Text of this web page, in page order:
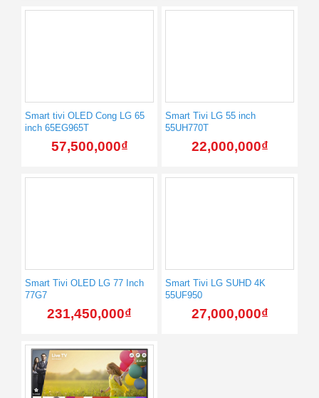
Smart tivi OLED Cong LG 65
inch 65EG965T
57,500,000₫
Smart Tivi LG 55 inch
55UH770T
22,000,000₫
Smart Tivi OLED LG 77 Inch
77G7
231,450,000₫
Smart Tivi LG SUHD 4K
55UF950
27,000,000₫